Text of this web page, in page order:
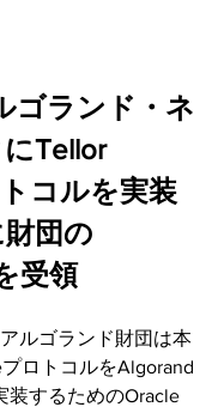
ゴランド・ネ
Tellor
コルを実装
団の
受領
ルゴランド財団は本
ロトコルをAlgorand
装するためのOracle